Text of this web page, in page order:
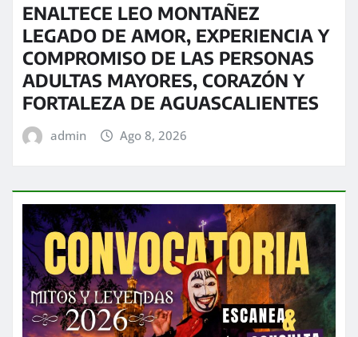
ENALTECE LEO MONTAÑEZ
LEGADO DE AMOR, EXPERIENCIA Y
COMPROMISO DE LAS PERSONAS
ADULTAS MAYORES, CORAZÓN Y
FORTALEZA DE AGUASCALIENTES
admin Ago 8, 2026